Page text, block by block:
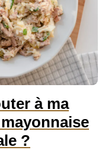
à ma
?